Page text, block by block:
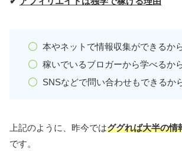
本やネットで情報収集ができるか
稼いでいるブロガーから学べるか
SNSなどで問い合わせもできるか
上記のように、昨今ではググれば大半の情
です。